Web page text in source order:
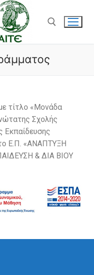
τίτλο «Μονάδα
Σχολής
Εκπαίδευσης
Ε.Π. «ΑΝΑΠΤΥΞΗ
& ΔΙΑ ΒΙΟΥ